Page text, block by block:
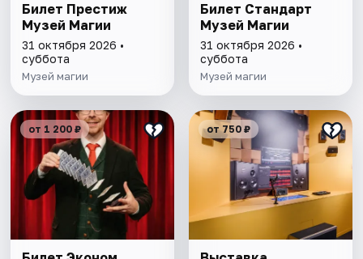
Билет Престиж
Музей Магии
31 октября 2026 •
суббота
Музей магии
Билет Стандарт
Музей Магии
31 октября 2026 •
суббота
Музей магии
от 1 200 ₽ от 750 ₽